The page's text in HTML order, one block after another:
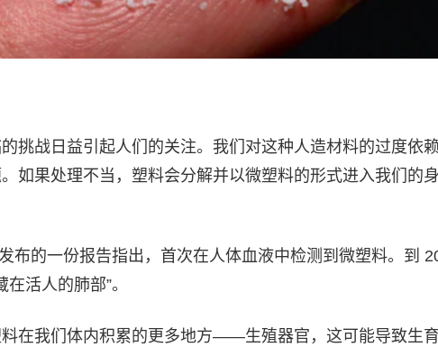
挑战日益引起人们的关注。我们对这种人造材料的过度依
如果处理不当，塑料会分解并以微塑料的形式进入我们的身
布的一份报告指出，首次在人体血液中检测到微塑料。到
活人的肺部”。
在我们体内积累的更多地方——生殖器官，这可能导致生